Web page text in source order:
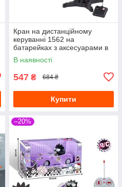
Кран на дистанційному
керуванні 1562 на
батарейках з аксесуарами в
коробці
В наявності
547 ₴ 684 ₴
Купити
–20%